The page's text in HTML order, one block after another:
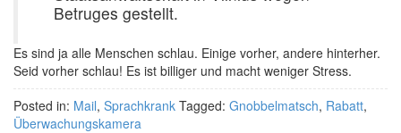
Betruges gestellt.
Es sind ja alle Menschen schlau. Einige vorher, andere hinterher.
Seid vorher schlau! Es ist billiger und macht weniger Stress.
Posted in: Mail, Sprachkrank Tagged: Gnobbelmatsch, Rabatt,
Überwachungskamera